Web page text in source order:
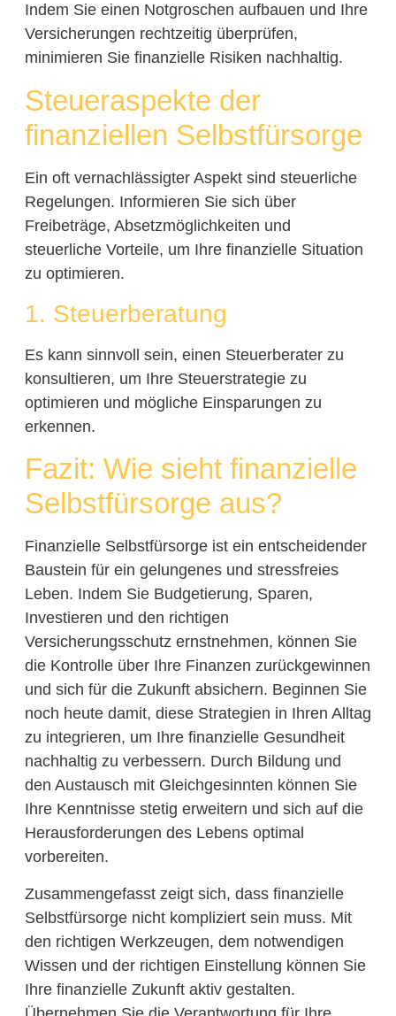
Indem Sie einen Notgroschen aufbauen und Ihre
Versicherungen rechtzeitig überprüfen,
minimieren Sie finanzielle Risiken nachhaltig.
Steueraspekte der
finanziellen Selbstfürsorge
Ein oft vernachlässigter Aspekt sind steuerliche
Regelungen. Informieren Sie sich über
Freibeträge, Absetzmöglichkeiten und
steuerliche Vorteile, um Ihre finanzielle Situation
zu optimieren.
1. Steuerberatung
Es kann sinnvoll sein, einen Steuerberater zu
konsultieren, um Ihre Steuerstrategie zu
optimieren und mögliche Einsparungen zu
erkennen.
Fazit: Wie sieht finanzielle
Selbstfürsorge aus?
Finanzielle Selbstfürsorge ist ein entscheidender
Baustein für ein gelungenes und stressfreies
Leben. Indem Sie Budgetierung, Sparen,
Investieren und den richtigen
Versicherungsschutz ernstnehmen, können Sie
die Kontrolle über Ihre Finanzen zurückgewinnen
und sich für die Zukunft absichern. Beginnen Sie
noch heute damit, diese Strategien in Ihren Alltag
zu integrieren, um Ihre finanzielle Gesundheit
nachhaltig zu verbessern. Durch Bildung und
den Austausch mit Gleichgesinnten können Sie
Ihre Kenntnisse stetig erweitern und sich auf die
Herausforderungen des Lebens optimal
vorbereiten.
Zusammengefasst zeigt sich, dass finanzielle
Selbstfürsorge nicht kompliziert sein muss. Mit
den richtigen Werkzeugen, dem notwendigen
Wissen und der richtigen Einstellung können Sie
Ihre finanzielle Zukunft aktiv gestalten.